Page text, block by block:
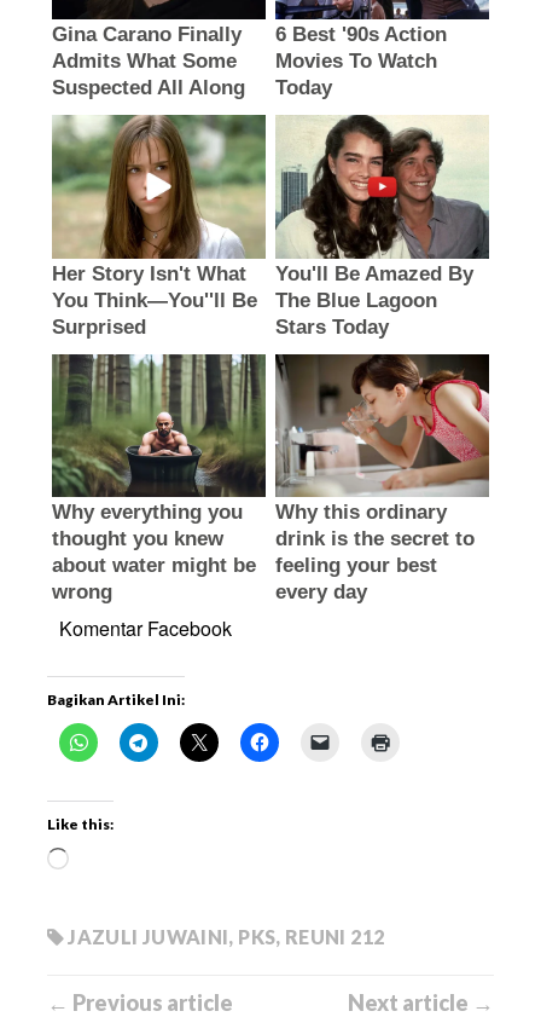
Komentar Facebook
Bagikan Artikel Ini:
Like this:
JAZULI JUWAINI, PKS, REUNI 212
← Previous article Next article →